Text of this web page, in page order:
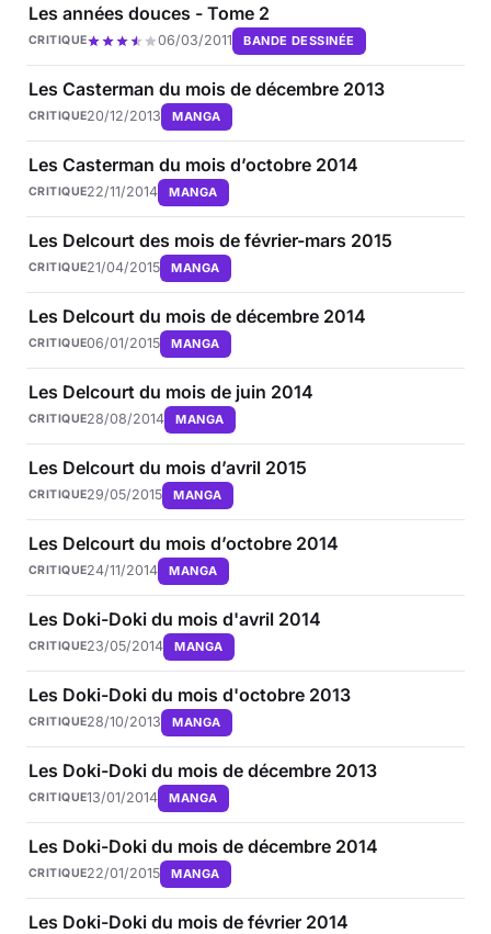
Les années douces - Tome 2
CRITIQUE 06/03/2011 BANDE DESSINÉE
Les Casterman du mois de décembre 2013
CRITIQUE20/12/2013 MANGA
Les Casterman du mois d’octobre 2014
CRITIQUE22/11/2014 MANGA
Les Delcourt des mois de février-mars 2015
CRITIQUE21/04/2015 MANGA
Les Delcourt du mois de décembre 2014
CRITIQUE06/01/2015 MANGA
Les Delcourt du mois de juin 2014
CRITIQUE28/08/2014 MANGA
Les Delcourt du mois d’avril 2015
CRITIQUE29/05/2015 MANGA
Les Delcourt du mois d’octobre 2014
CRITIQUE24/11/2014 MANGA
Les Doki-Doki du mois d'avril 2014
CRITIQUE23/05/2014 MANGA
Les Doki-Doki du mois d'octobre 2013
CRITIQUE28/10/2013 MANGA
Les Doki-Doki du mois de décembre 2013
CRITIQUE13/01/2014 MANGA
Les Doki-Doki du mois de décembre 2014
CRITIQUE22/01/2015 MANGA
Les Doki-Doki du mois de février 2014